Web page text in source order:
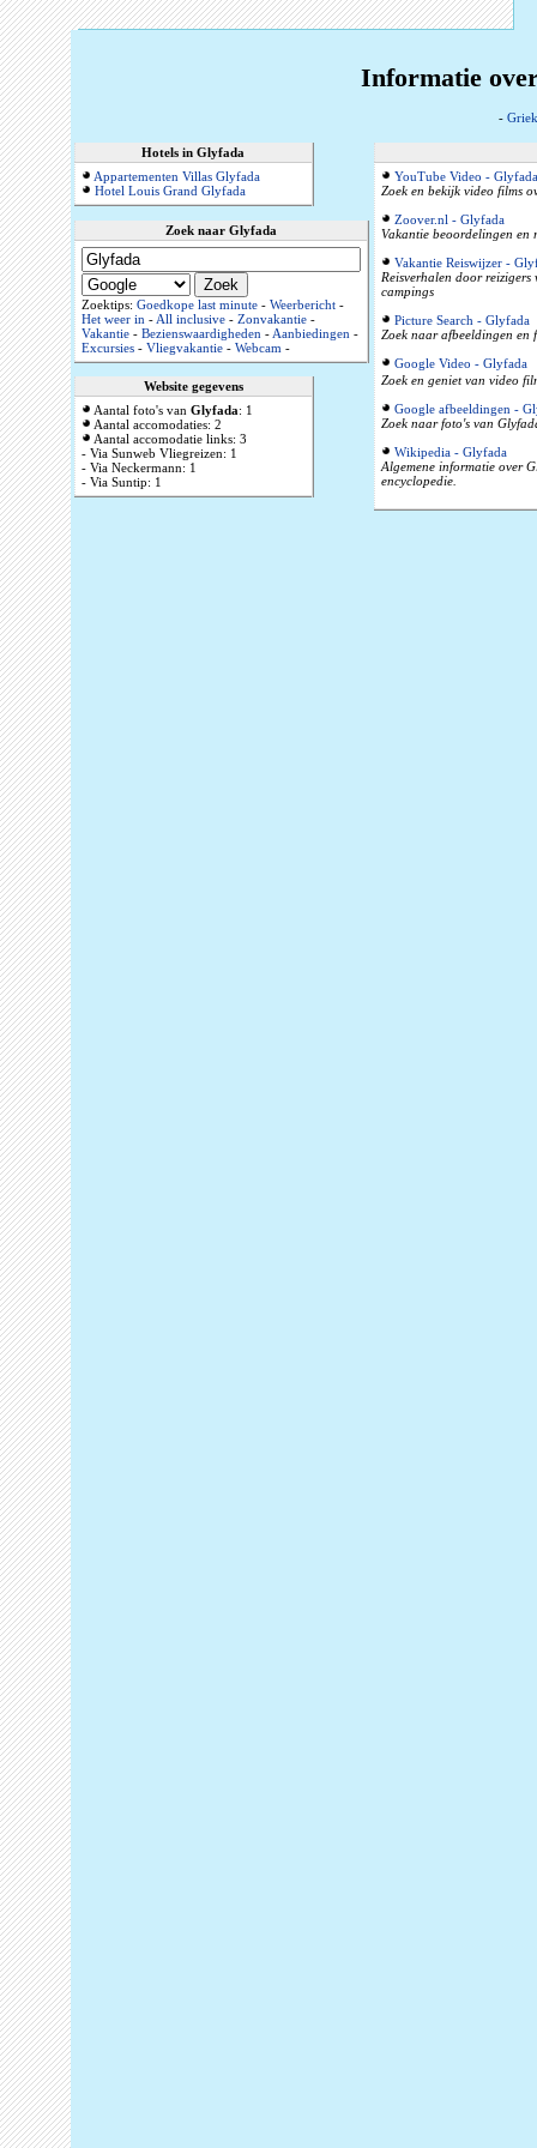
Informatie
-
Hotels in Glyfada
Appartementen Villas Glyfada
Hotel Louis Grand Glyfada
Zoek naar Glyfada
Zoektips: Goedkope last minute- Weerbericht-
Het weer in-All inclusive- Zonvakantie-
Vakantie- Bezienswaardigheden-Aanbiedingen-
Excursies- Vliegvakantie- Webcam-
Website gegevens
Aantal foto's van Glyfada: 1
Aantal accomodaties: 2
Aantal accomodatie links: 3
- Via Sunweb Vliegreizen: 1
- Via Neckermann: 1
- Via Suntip: 1
YouTube Video - Glyfada
Zoek en bekijk video films
Zoover.nl - Glyfada
Vakantie beoordelingen en
Vakantie Reiswijzer -
Reisverhalen door reizigers
campings
Picture Search - Glyfada
Zoek naar afbeeldingen en
Google Video - Glyfada
Zoek en geniet van video
Google afbeeldingen -
Zoek naar foto's van
Wikipedia - Glyfada
Algemene informatie over
encyclopedie.